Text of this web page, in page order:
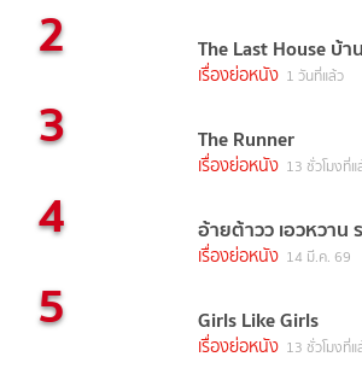
2 The Last House บ้
เรื่องย่อหนัง 1 วันที่แล้ว
3 The Runner
เรื่องย่อหนัง 13 ชั่วโมงที่แ
4 อ้ายต้าวว เอวหวาน
เรื่องย่อหนัง 14 มี.ค. 69
5 Girls Like Girls
เรื่องย่อหนัง 13 ชั่วโมงที่แ